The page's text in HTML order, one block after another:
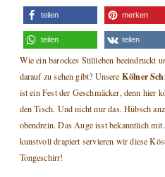
teilen merken
teilen teilen
Wie ein barockes Stillleben beeindruckt
darauf zu sehen gibt? Unsere Kölner
ist ein Fest der Geschmäcker, denn hier
den Tisch. Und nicht nur das. Hübsch
obendrein. Das Auge isst bekanntlich
kunstvoll drapiert servieren wir diese
Tongeschirr!